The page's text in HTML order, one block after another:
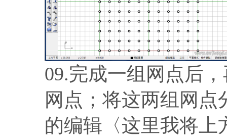
09.完成一组网点后
网点；将这两组网
的编辑〈这里我将上